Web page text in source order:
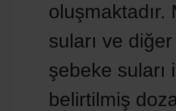
oluşmaktadır.
suları ve
şebeke suları
belirtilmiş